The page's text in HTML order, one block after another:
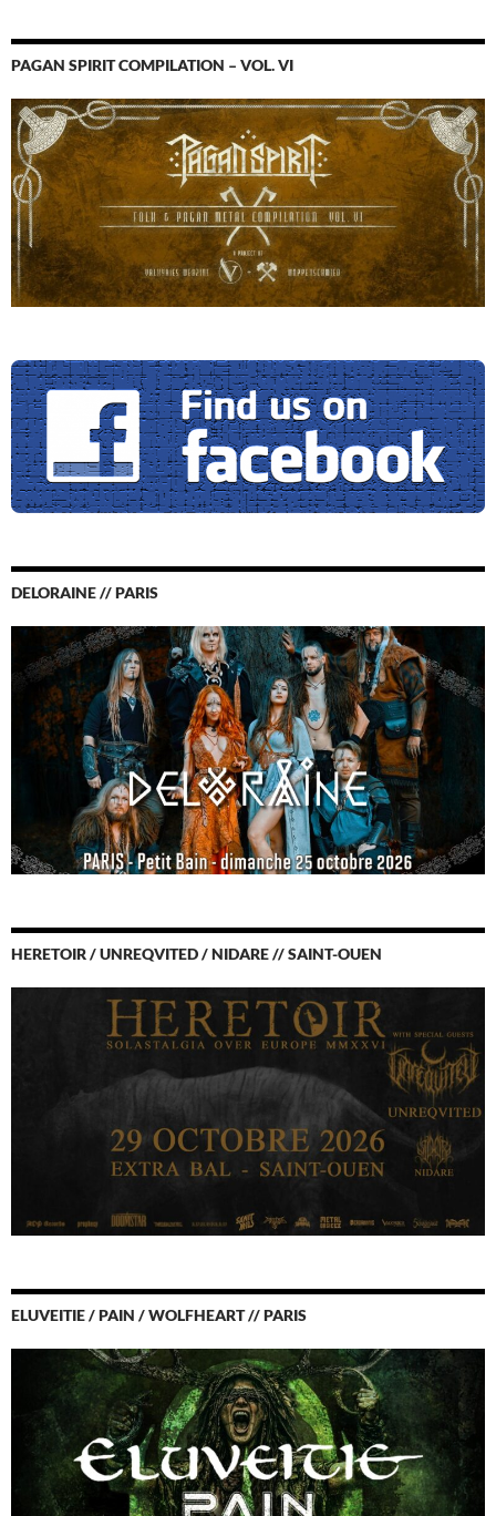
PAGAN SPIRIT COMPILATION – VOL. VI
DELORAINE // PARIS
HERETOIR / UNREQVITED / NIDARE // SAINT-OUEN
ELUVEITIE / PAIN / WOLFHEART // PARIS